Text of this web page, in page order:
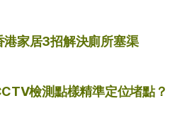
家居3招解決廁所塞渠
檢測點樣精準定位堵點？